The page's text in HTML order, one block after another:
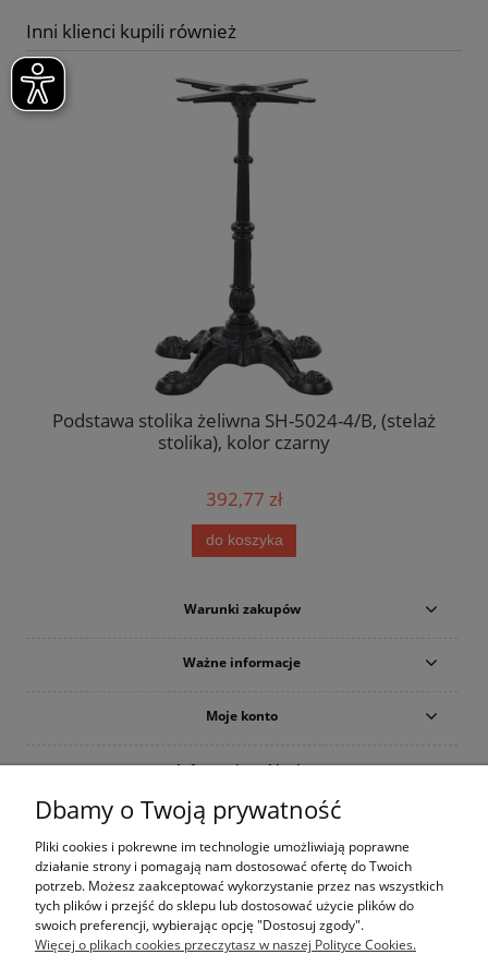
Inni klienci kupili również
Podstawa stolika żeliwna SH-5024-4/B, (stelaż
stolika), kolor czarny
392,77 zł
do koszyka
Warunki zakupów
Ważne informacje
Moje konto
Informacje o sklepie
Materiały reklamowe
Dbamy o Twoją prywatność
Pliki cookies i pokrewne im technologie umożliwiają poprawne
działanie strony i pomagają nam dostosować ofertę do Twoich
potrzeb. Możesz zaakceptować wykorzystanie przez nas wszystkich
tych plików i przejść do sklepu lub dostosować użycie plików do
swoich preferencji, wybierając opcję "Dostosuj zgody".
Więcej o plikach cookies przeczytasz w naszej Polityce Cookies.